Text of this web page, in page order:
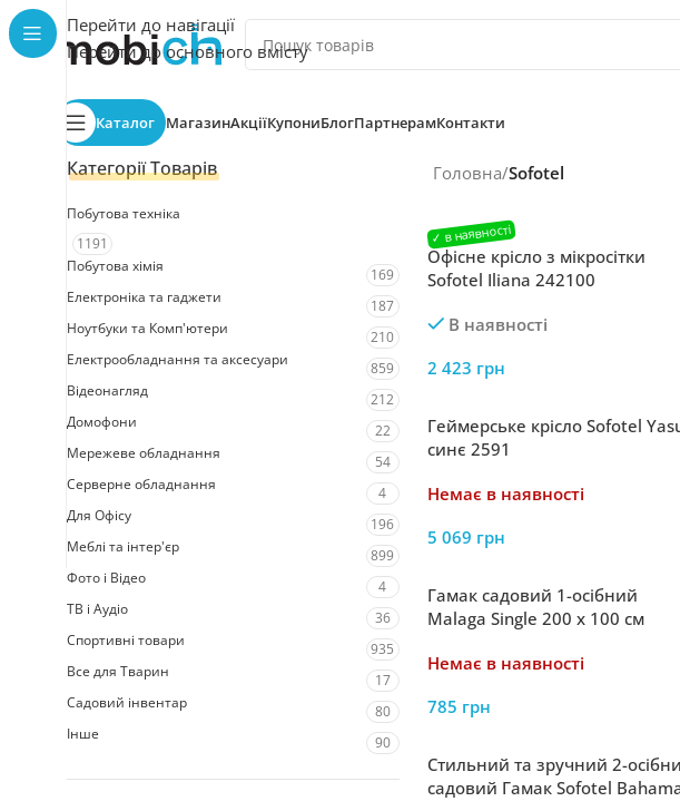
Перейти до навігації
Перейти до основного вмісту
Каталог МагазинАкціїКупониБлогПартнерамКонтакти
Категорії Товарів
Побутова техніка
1191
Побутова хімія
169
Електроніка та гаджети
187
Ноутбуки та Комп'ютери
210
Електрообладнання та аксесуари
859
Відеонагляд
212
Домофони
22
Мережеве обладнання
54
Серверне обладнання
4
Для Офісу
196
Меблі та інтер'єр
899
Фото і Відео
4
ТВ і Аудіо
36
Спортивні товари
935
Все для Тварин
17
Садовий інвентар
80
Інше
90
Головна/Sofotel
Офісне крісло з мікросітки
Sofotel Iliana 242100
В наявності
2 423 грн
Геймерське крісло Sofotel
синє 2591
Немає в наявності
5 069 грн
Гамак садовий 1-осібний
Malaga Single 200 x 100 см
Немає в наявності
785 грн
Стильний та зручний 2-
садовий Гамак Sofotel